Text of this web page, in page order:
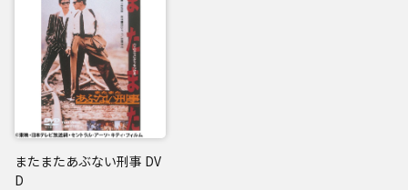
またまたあぶない刑事 DV
D